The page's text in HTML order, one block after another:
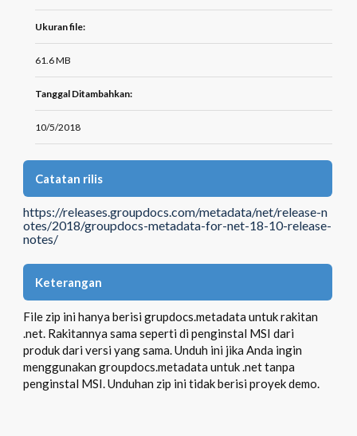
Ukuran file:
61.6 MB
Tanggal Ditambahkan:
10/5/2018
Catatan rilis
https://releases.groupdocs.com/metadata/net/release-n
otes/2018/groupdocs-metadata-for-net-18-10-release-
notes/
Keterangan
File zip ini hanya berisi grupdocs.metadata untuk rakitan
.net. Rakitannya sama seperti di penginstal MSI dari
produk dari versi yang sama. Unduh ini jika Anda ingin
menggunakan groupdocs.metadata untuk .net tanpa
penginstal MSI. Unduhan zip ini tidak berisi proyek demo.